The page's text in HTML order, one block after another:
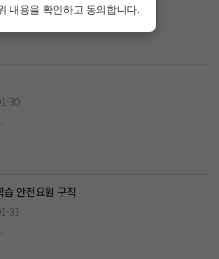
고성 연락' 등 목적과 무관한
도로 활용하거나, 채용과 무관
시 관련 법에 따라 처벌받을
내용을 확인하고 동의합니다.
30
안전요원 구직
31